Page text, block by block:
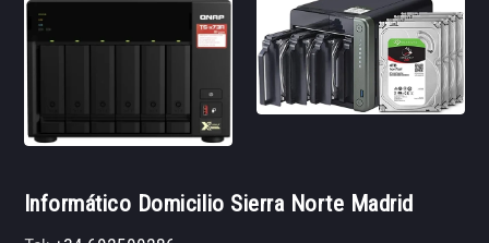
Informático Domicilio Sierra Norte Madrid